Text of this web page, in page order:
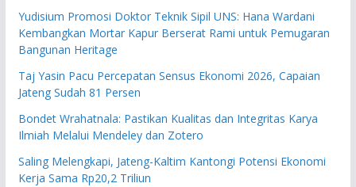
Yudisium Promosi Doktor Teknik Sipil UNS: Hana Wardani
Kembangkan Mortar Kapur Berserat Rami untuk Pemugaran
Bangunan Heritage
Taj Yasin Pacu Percepatan Sensus Ekonomi 2026, Capaian
Jateng Sudah 81 Persen
Bondet Wrahatnala: Pastikan Kualitas dan Integritas Karya
Ilmiah Melalui Mendeley dan Zotero
Saling Melengkapi, Jateng-Kaltim Kantongi Potensi Ekonomi
Kerja Sama Rp20,2 Triliun